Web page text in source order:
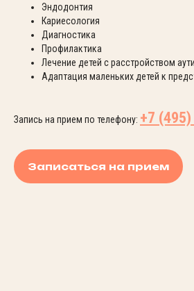
Эндодонтия
Кариесология
Диагностика
Профилактика
Лечение детей с расстройством
Адаптация маленьких детей к
Запись на прием по телефону: +7
Записаться на прием